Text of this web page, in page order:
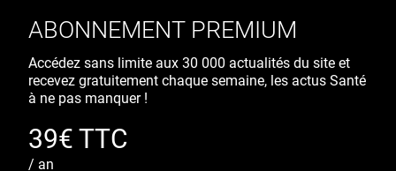
ABONNEMENT PREMIUM
Accédez sans limite aux 30 000 actualités du site et
recevez gratuitement chaque semaine, les actus Santé
à ne pas manquer !
39€ TTC
/ an